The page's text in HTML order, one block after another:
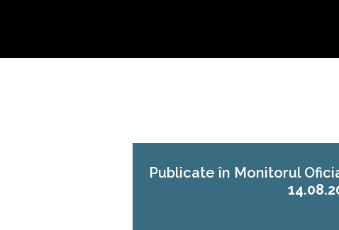
Publicate în Monitorul